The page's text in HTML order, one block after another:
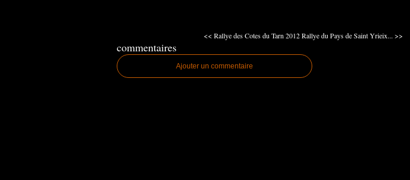
<< Rallye des Cotes du Tarn 2012Rallye du Pays de Saint Yrieix... >>
commentaires
Ajouter un commentaire